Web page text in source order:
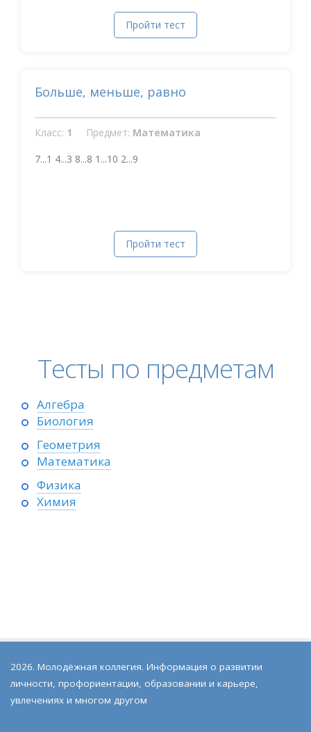
Пройти тест
Больше, меньше, равно
Класс: 1 Предмет: Математика
7...1 4...3 8...8 1...10 2...9
Пройти тест
Тесты по предметам
Алгебра
Биология
Геометрия
Математика
Физика
Химия
2026. Молодёжная коллегия. Информация о развитии
личности, профориентации, образовании и карьере,
увлечениях и многом другом